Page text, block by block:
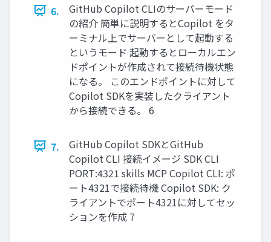
6.
GitHub Copilot CLIのサーバーモード
の紹介 簡単に説明するとCopilot をタ
ーミナル上でサーバーとして起動する
というモード 起動するとローカルエン
ドポイントが作成されて接続待機状態
になる。 このエンドポイントに対して
Copilot SDKを実装したクライアント
から接続できる。 6
7.
GitHub Copilot SDKとGitHub
Copilot CLI 接続イメージ SDK CLI
PORT:4321 skills MCP Copilot CLI: ポ
ート4321で接続待機 Copilot SDK: ク
ライアントでポート4321に対してセッ
ションを作成 7